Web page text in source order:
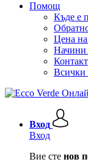
Помощ
Къде е
Цена на
Начини
Контакт
Всички
Вход
Вход
Вие сте нов